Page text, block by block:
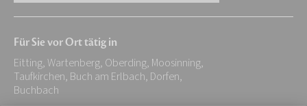
Adresse:
*
Für Sie vor Ort tätig in
Eitting, Wartenberg, Oberding, Moosinning,
Taufkirchen, Buch am Erlbach, Dorfen,
Buchbach